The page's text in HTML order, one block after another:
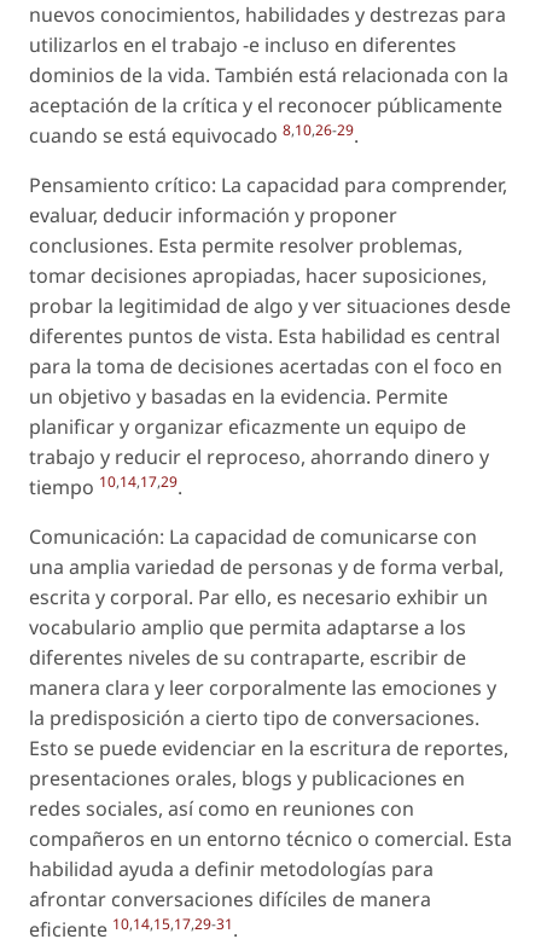
nuevos conocimientos, habilidades y destrezas para
utilizarlos en el trabajo -e incluso en diferentes
dominios de la vida. También está relacionada con la
aceptación de la crítica y el reconocer públicamente
cuando se está equivocado 8,10,26-29.
Pensamiento crítico: La capacidad para comprender,
evaluar, deducir información y proponer
conclusiones. Esta permite resolver problemas,
tomar decisiones apropiadas, hacer suposiciones,
probar la legitimidad de algo y ver situaciones desde
diferentes puntos de vista. Esta habilidad es central
para la toma de decisiones acertadas con el foco en
un objetivo y basadas en la evidencia. Permite
planificar y organizar eficazmente un equipo de
trabajo y reducir el reproceso, ahorrando dinero y
tiempo 10,14,17,29.
Comunicación: La capacidad de comunicarse con
una amplia variedad de personas y de forma verbal,
escrita y corporal. Par ello, es necesario exhibir un
vocabulario amplio que permita adaptarse a los
diferentes niveles de su contraparte, escribir de
manera clara y leer corporalmente las emociones y
la predisposición a cierto tipo de conversaciones.
Esto se puede evidenciar en la escritura de reportes,
presentaciones orales, blogs y publicaciones en
redes sociales, así como en reuniones con
compañeros en un entorno técnico o comercial. Esta
habilidad ayuda a definir metodologías para
afrontar conversaciones difíciles de manera
eficiente 10,14,15,17,29-31.